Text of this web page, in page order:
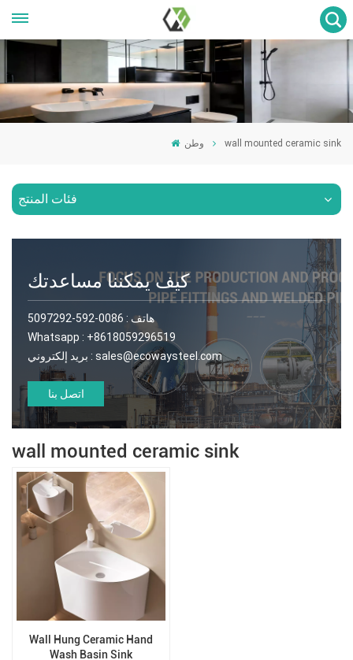
وطن wall mounted ceramic sink
فئات المنتج
كيف يمكننا مساعدتك
هاتف : 0086-592-5097292
Whatsapp : +8618059296519
بريد إلكتروني : sales@ecowaysteel.com
اتصل بنا
wall mounted ceramic sink
Wall Hung Ceramic Hand
Wash Basin Sink